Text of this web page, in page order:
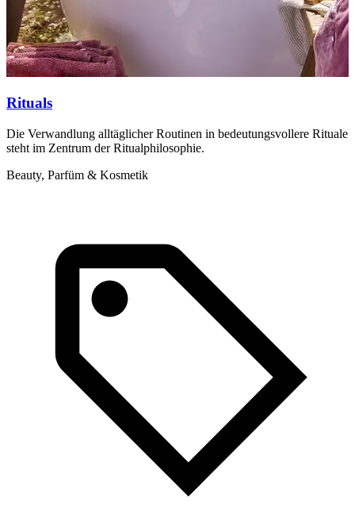
Rituals
Die Verwandlung alltäglicher Routinen in bedeutungsvollere Rituale
steht im Zentrum der Ritualphilosophie.
Beauty, Parfüm & Kosmetik